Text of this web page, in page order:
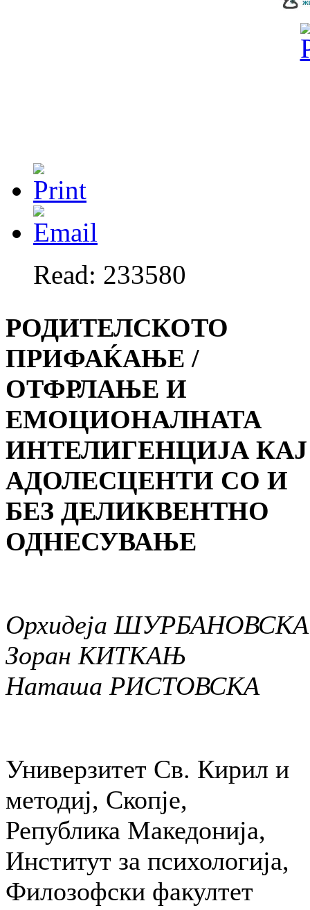
Read: 233580
РОДИТЕЛСКОТО
ПРИФАЌАЊЕ /
ОТФРЛАЊЕ И
ЕМОЦИОНАЛНАТА
ИНТЕЛИГЕНЦИЈА КАЈ
АДОЛЕСЦЕНТИ СО И
БЕЗ ДЕЛИКВЕНТНО
ОДНЕСУВАЊЕ
Орхидеја ШУРБАНОВСКА
Зоран КИТКАЊ
Наташа РИСТОВСКА
Универзитет Св. Кирил и
методиј, Скопје,
Република Македонија,
Институт за психологија,
Филозофски факултет